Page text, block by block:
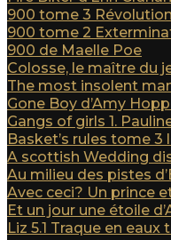
900 tome 3
900 tome 2
900 de Maelle Poe
Colosse, le maître du
The most insolent
Gone Boy d’Amy
Gangs of girls 1.
Basket’s rules tome 3
A scottish Wedding
Au milieu des pistes
Avec ceci? Un prince
Et un jour une étoile
Liz 5.1 Traque en eaux